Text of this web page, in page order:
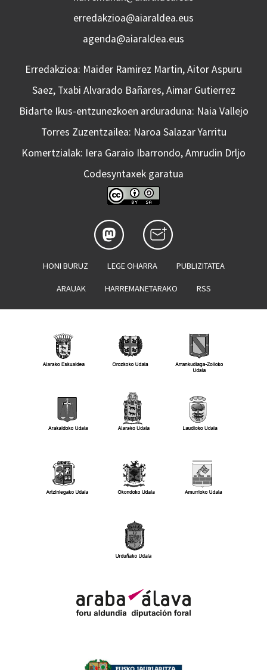
erredakzioa@aiaraldea.eus
agenda@aiaraldea.eus
Erredakzioa: Maider Ramirez Martin, Aitor Aspuru
Saez, Txabi Alvarado Bañares, Aimar Gutierrez
Bidarte Ikus-entzunezkoen arduraduna: Naia Vallejo
Torres Zuzentzailea: Naroa Salazar Yarritu
Komertzialak: Iera Garaio Ibarrondo, Amrudin Drljo
Codesyntaxek garatua
HONI BURUZ LEGE OHARRA PUBLIZITATEA
ARAUAK HARREMANETARAKO RSS